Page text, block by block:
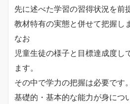
先に述べた学習の習得状況を前
教材特有の実態と併せて把握し
なお
児童生徒の様子と目標達成度し
ます。
その中で学力の把握は必要です。
基礎的・基本的な能力が身につ